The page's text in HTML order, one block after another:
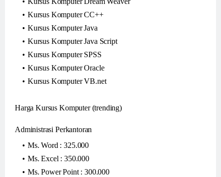
Kursus Komputer CC++
Kursus Komputer Java
Kursus Komputer Java Script
Kursus Komputer SPSS
Kursus Komputer Oracle
Kursus Komputer VB.net
Harga Kursus Komputer (trending)
Administrasi Perkantoran
Ms. Word : 325.000
Ms. Excel : 350.000
Ms. Power Point : 300.000